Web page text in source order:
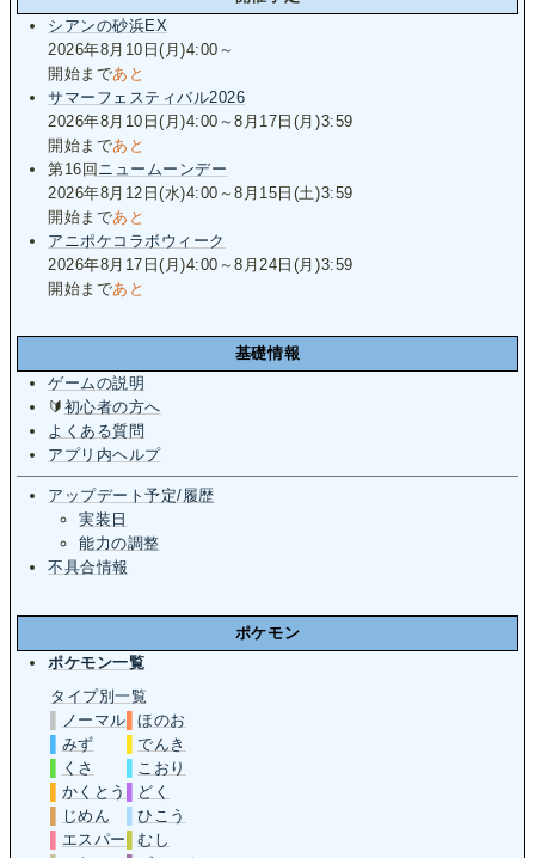
シアンの砂浜EX
2026年8月10日(月)4:00～
開始まであと
サマーフェスティバル2026
2026年8月10日(月)4:00～8月17日(月)3:59
開始まであと
第16回 ニュームーンデー
2026年8月12日(水)4:00～8月15日(土)3:59
開始まであと
アニポケコラボウィーク
2026年8月17日(月)4:00～8月24日(月)3:59
開始まであと
基礎情報
ゲームの説明
🔰 初心者の方へ
よくある質問
アプリ内ヘルプ
アップデート予定/履歴
実装日
能力の調整
不具合情報
ポケモン
ポケモン一覧
タイプ別一覧
ノーマル ▌ほのお
みず ▌でんき
くさ
こおり
かくとう
どく
じめん ▌ひこう
エスパー ▌むし